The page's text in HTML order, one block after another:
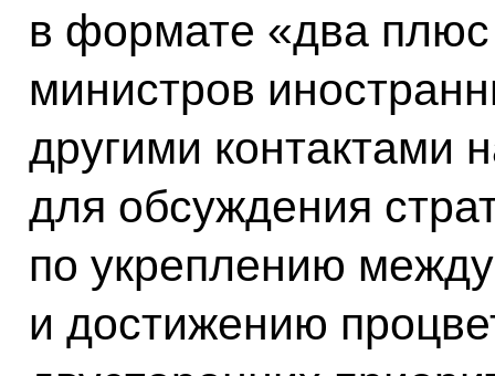
в формате «два
министров
другими контактами
для обсуждения
по укреплению
и достижению